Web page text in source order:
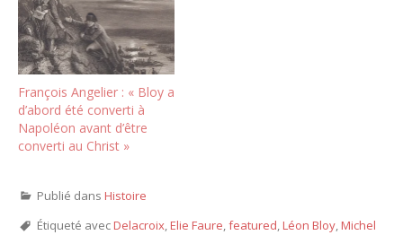
François Angelier : « Bloy a
d’abord été converti à
Napoléon avant d’être
converti au Christ »
Publié dans Histoire
Étiqueté avecDelacroix,Elie Faure,featured,Léon Bloy,Michel